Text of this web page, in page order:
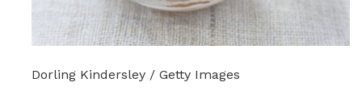
Dorling Kindersley / Getty Images